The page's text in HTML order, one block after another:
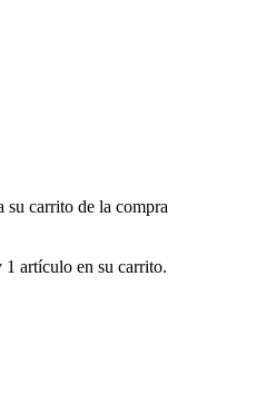
su carrito de la compra
1 artículo en su carrito.